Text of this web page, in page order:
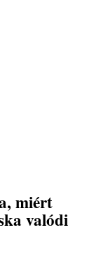
miért
valódi